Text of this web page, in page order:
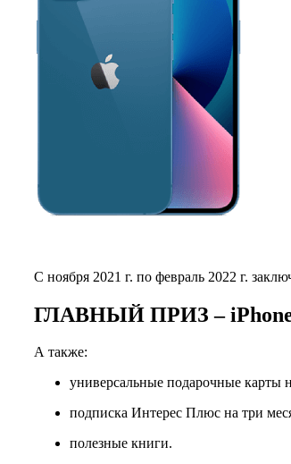
С ноября 2021 г. по февраль 2022 г.
ГЛАВНЫЙ ПРИЗ – iPhone
А также:
универсальные подарочные карты
подписка Интерес Плюс на три
полезные книги.